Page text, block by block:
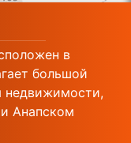
в
большой
недвижимости,
Анапском